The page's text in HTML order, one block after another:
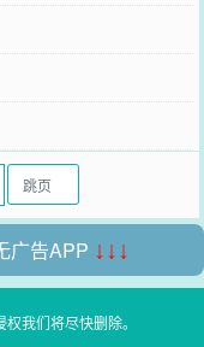
广告APP ↓↓↓
我们将尽快删除。